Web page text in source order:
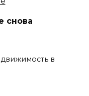
снова
в